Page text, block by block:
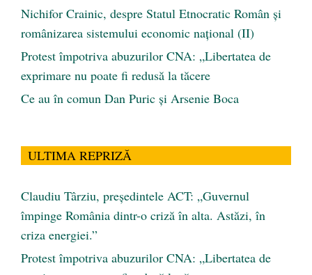
Nichifor Crainic, despre Statul Etnocratic Român şi
românizarea sistemului economic naţional (II)
Protest împotriva abuzurilor CNA: „Libertatea de
exprimare nu poate fi redusă la tăcere
Ce au în comun Dan Puric şi Arsenie Boca
ULTIMA REPRIZĂ
Claudiu Târziu, președintele ACT: „Guvernul
împinge România dintr-o criză în alta. Astăzi, în
criza energiei.”
Protest împotriva abuzurilor CNA: „Libertatea de